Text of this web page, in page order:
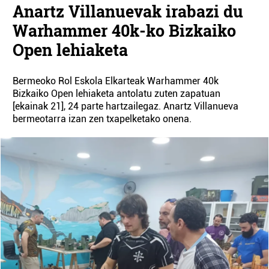
Anartz Villanuevak irabazi du
Warhammer 40k-ko Bizkaiko
Open lehiaketa
Bermeoko Rol Eskola Elkarteak Warhammer 40k
Bizkaiko Open lehiaketa antolatu zuten zapatuan
[ekainak 21], 24 parte hartzailegaz. Anartz Villanueva
bermeotarra izan zen txapelketako onena.